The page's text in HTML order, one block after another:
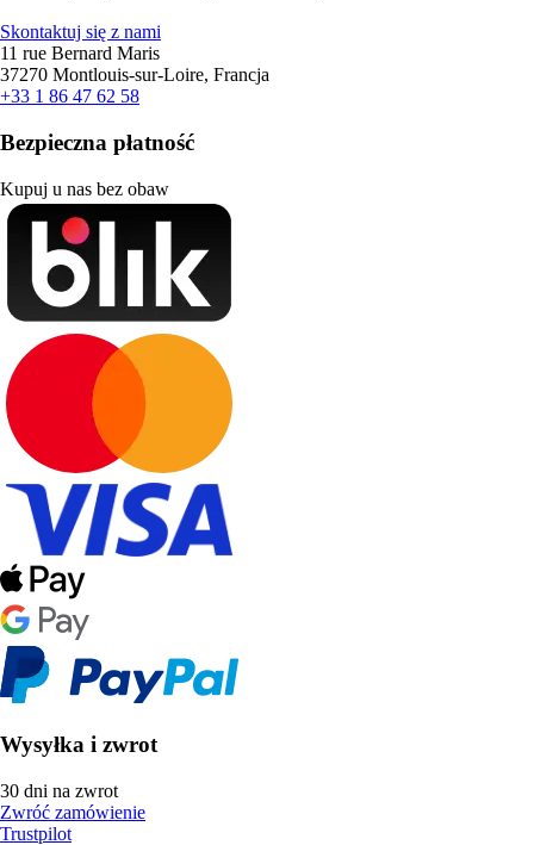
Skontaktuj się z nami
11 rue Bernard Maris
37270 Montlouis-sur-Loire, Francja
+33 1 86 47 62 58
Bezpieczna płatność
Kupuj u nas bez obaw
Wysyłka i zwrot
30 dni na zwrot
Zwróć zamówienie
Trustpilot